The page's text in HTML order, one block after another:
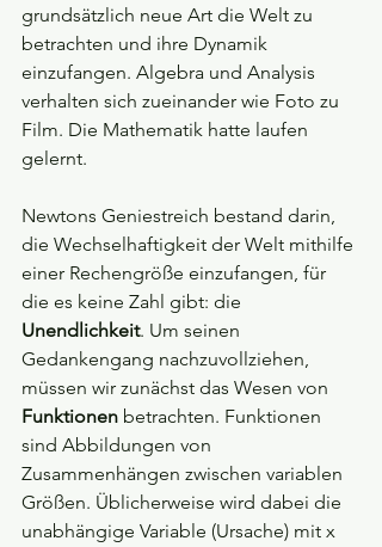
grundsätzlich neue Art die Welt zu
betrachten und ihre Dynamik
einzufangen. Algebra und Analysis
verhalten sich zueinander wie Foto zu
Film. Die Mathematik hatte laufen
gelernt.
Newtons Geniestreich bestand darin,
die Wechselhaftigkeit der Welt mithilfe
einer Rechengröße einzufangen, für
die es keine Zahl gibt: die
Unendlichkeit. Um seinen
Gedankengang nachzuvollziehen,
müssen wir zunächst das Wesen von
Funktionen betrachten. Funktionen
sind Abbildungen von
Zusammenhängen zwischen variablen
Größen. Üblicherweise wird dabei die
unabhängige Variable (Ursache) mit x